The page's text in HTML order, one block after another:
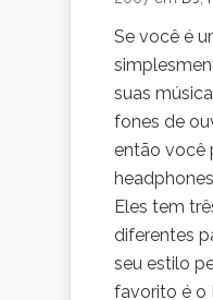
Se você é
suas
fones de
então você
Eles tem
diferentes
seu estilo
favorito é o